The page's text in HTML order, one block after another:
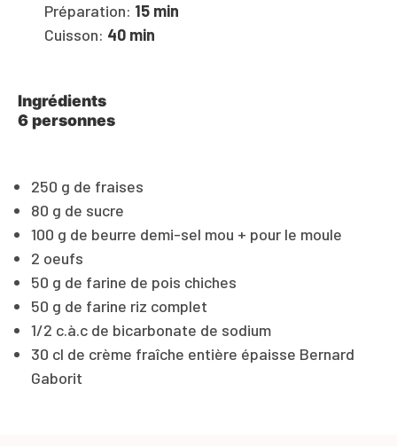
Préparation: 15 min
Cuisson: 40 min
Ingrédients
6 personnes
250 g de fraises
80 g de sucre
100 g de beurre demi-sel mou + pour le moule
2 oeufs
50 g de farine de pois chiches
50 g de farine riz complet
1/2 c.à.c de bicarbonate de sodium
30 cl de crème fraîche entière épaisse Bernard
Gaborit